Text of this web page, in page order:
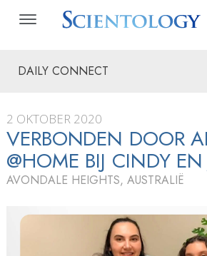
DAILY CONNECT
2 OKTOBER 2020
VERBONDEN DOOR
@HOME BIJ CINDY
AVONDALE HEIGHTS, AUSTRALIË